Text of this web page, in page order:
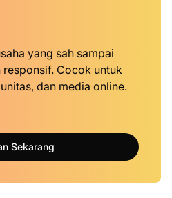
yang sah sampai
Cocok untuk
dan media online.
Sekarang